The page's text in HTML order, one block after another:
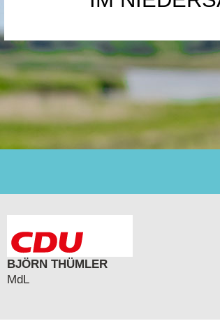
BJÖRN THÜMLER
MdL